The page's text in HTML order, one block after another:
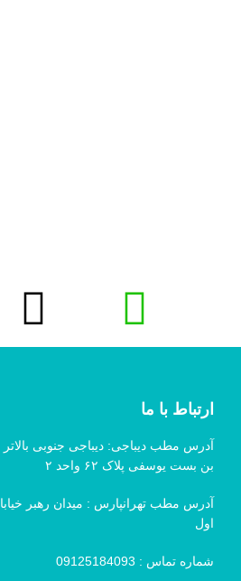
ارتباط با ما
آدرس مطب دیباجی: دیباجی جنوبی
بن بست یوسفی پلاک ۶۲ واحد ۲
اول
شماره تماس :